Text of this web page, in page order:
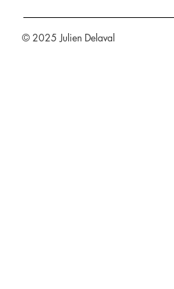
© 2025 Julien Delaval